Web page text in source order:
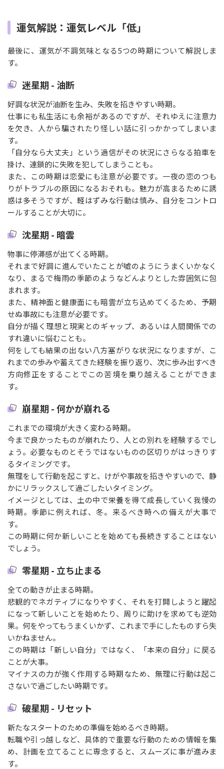
運気解説：運気レベル「低」
最後に、運気が不調気味となる5つの時期について解説しま
す。
迷星期 - 油断
好調な状況が油断を生み、失敗を招きやすい時期。
仕事にも私生活にも余裕があるのですが、それゆえに注意力
を欠き、人から騙されたり怪しい話に引っかかってしまいま
す。
「自分なら大丈夫」という過信がその状況にさらなる拍車を
掛け、連鎖的に失敗を犯してしまうことも。
また、この時期は恋愛にも注意が必要です。一夜の恋のつも
りがトラブルの原因になるおそれも。魅力が高まるために誘
惑は多そうですが、軽はずみな行動は慎み、自分をコントロ
ールすることが大切に。
沈星期 - 暗雲
物事に停滞感が出てくる時期。
それまで好調に進んでいたことが嘘のようにうまくいかなく
なり、まるで梅雨の季節のようなどんよりとした雰囲気に包
まれます。
また、精神面と健康面にも暗雲が立ち込めてくるため、予期
せぬ事故にも注意が必要です。
自分が描く理想と現実とのギャップ、あるいは人間関係での
すれ違いに悩むことも。
何をしても結果の出ない八方塞がりな状況になりますが、こ
れまでの歩みや蓄えてきた経験を振り返り、次に歩み出すべき
方向修正をすることでこの苦境を乗り越えることができま
す。
崩星期 - 何かが崩れる
これまでの環境が大きく変わる時期。
今まで良かったものが崩れたり、人との別れを経験するでし
ょう。必要なものとそうではないものの区切りがはっきりす
るタイミングです。
無理をして行動を起こすと、けがや事故を招きやすいので、静
かにリラックスして過ごしたいタイミング。
イメージとしては、土の中で栄養を得て成長していく我慢の
時期。季節に例えれば、冬。来るべき時への備えが大事で
す。
この時期に何か新しいことを始めても長続きすることはない
でしょう。
零星期 - 立ち止まる
全ての動きが止まる時期。
悲観的でネガティブになりやすく、それを打開しようと躍起
になって新しいことを始めたり、周りに助けを求めても逆効
果。何をやってもうまくいかず、これまで手にしたものすら失
いかねません。
この時期は「新しい自分」ではなく、「本来の自分」に戻る
ことが大事。
マイナスの力が強く作用する時期なため、無理に行動は起こ
さないで過ごしたい時期です。
破星期 - リセット
新たなスタートのための準備を始めるべき時期。
転職や引っ越しなど、具体的で重要な行動のための情報を集
め、計画を立てることに専念すると、スムーズに事が進みま
す。